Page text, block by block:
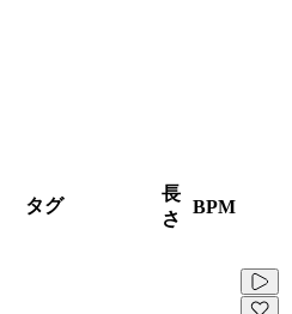
タグ
長
さ
BPM